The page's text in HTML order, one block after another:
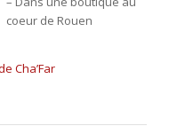
coeur de Rouen
Cha’Far